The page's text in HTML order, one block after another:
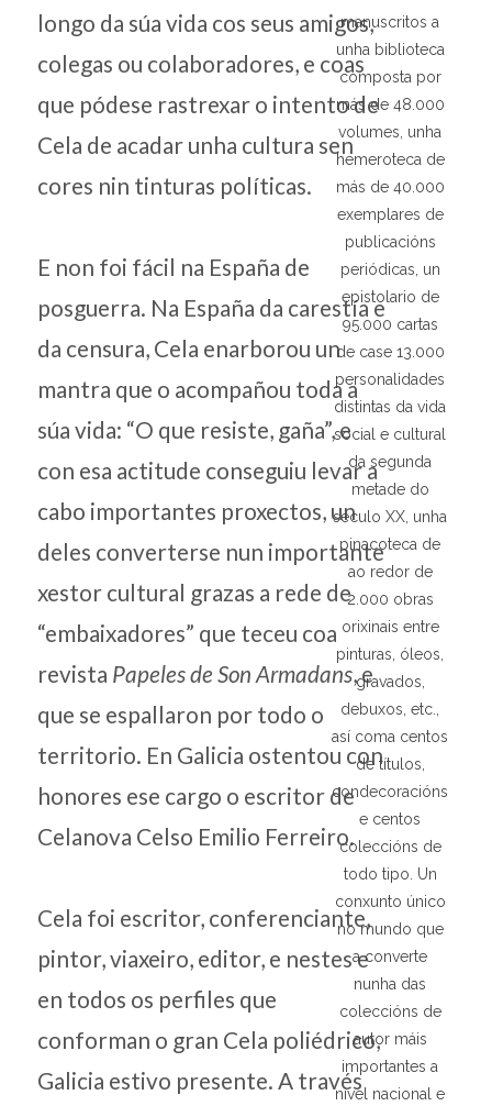
longo da súa vida cos seus amigos,
colegas ou colaboradores, e coas
que pódese rastrexar o intento de
Cela de acadar unha cultura sen
cores nin tinturas políticas.
E non foi fácil na España de
posguerra. Na España da carestía e
da censura, Cela enarborou un
mantra que o acompañou toda a
súa vida: “O que resiste, gaña”, e
con esa actitude conseguiu levar a
cabo importantes proxectos, un
deles converterse nun importante
xestor cultural grazas a rede de
“embaixadores” que teceu coa
revista Papeles de Son Armadans, e
que se espallaron por todo o
territorio. En Galicia ostentou con
honores ese cargo o escritor de
Celanova Celso Emilio Ferreiro.
Cela foi escritor, conferenciante,
pintor, viaxeiro, editor, e nestes e
en todos os perfiles que
conforman o gran Cela poliédrico,
Galicia estivo presente. A través
manuscritos a
unha biblioteca
composta por
más de 48.000
volumes, unha
hemeroteca de
más de 40.000
exemplares de
publicacións
periódicas, un
epistolario de
95.000 cartas
de case 13.000
personalidades
distintas da vida
social e cultural
da segunda
metade do
século XX, unha
pinacoteca de
ao redor de
2.000 obras
orixinais entre
pinturas, óleos,
gravados,
debuxos, etc.,
así coma centos
de títulos,
condecoracións
e centos
coleccións de
todo tipo. Un
conxunto único
no mundo que
a converte
nunha das
coleccións de
autor máis
importantes a
nivel nacional e